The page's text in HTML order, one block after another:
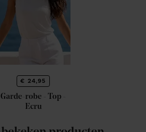
€ 24,95
Garde-robe - Top -
Ecru